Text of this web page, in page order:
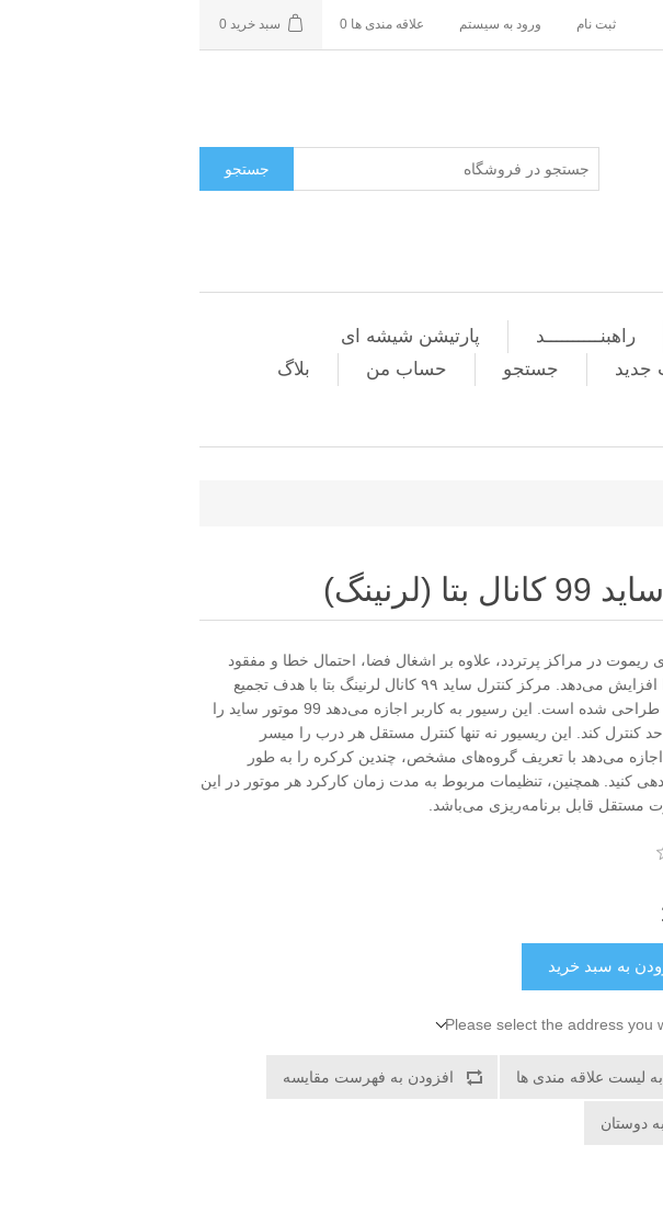
ثبت نام ورود به سیستم علاقه مندی ها 0 سبد خرید 0
جستجو
راهبنــــــــــد
پارتیشن شیشه ای
جدید جستجو حساب من
بلاگ
(لرنینگ)
ریموت در مراکز پرتردد، علاوه بر اشغال فضا، احتمال خطا و مفقود
شدن ریموتها را افزایش می‌دهد. مرکز کنترل ساید ۹۹ کانال لرنینگ بتا با هدف تجمیع
مدیریت درب‌ها طراحی شده است. این رسیور به کاربر اجازه می‌دهد 99 موتور ساید را
کنترل کند. این ریسیور نه تنها کنترل مستقل هر درب را میسر
می‌دهد با تعریف گروه‌های مشخص، چندین کرکره را به طور
کنید. همچنین، تنظیمات مربوط به مدت زمان کارکرد هر موتور در این
مستقل قابل برنامه‌ریزی می‌باشد.
به سبد خرید
Please select the address you
لیست علاقه مندی ها افزودن به فهرست مقایسه
دوستان